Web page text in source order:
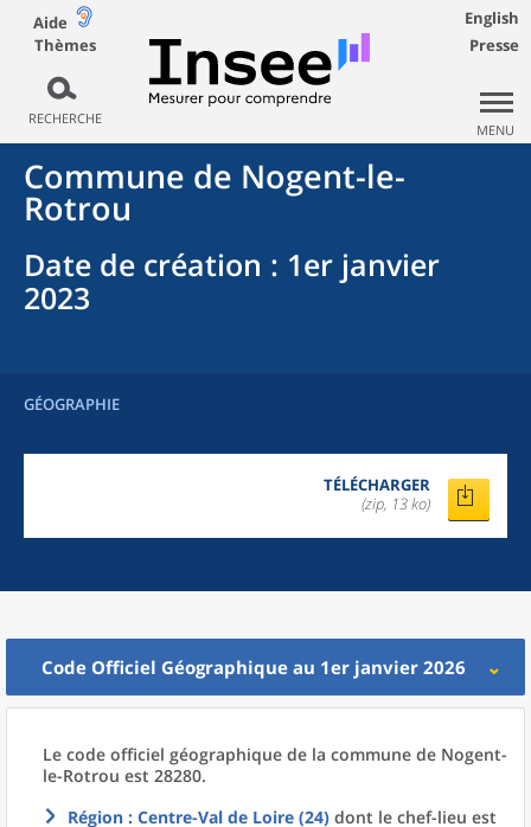
Aide
Thèmes
RECHERCHE
English
Presse
MENU
Commune de Nogent-le-
Rotrou
Date de création : 1er janvier
2023
GÉOGRAPHIE
TÉLÉCHARGER
(zip, 13 ko)
Code Officiel Géographique au 1er janvier 2026
Le code officiel géographique de la commune de Nogent-
le-Rotrou est 28280.
Région : Centre-Val de Loire (24) dont le chef-lieu est